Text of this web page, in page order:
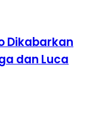
Dikabarkan
dan Luca